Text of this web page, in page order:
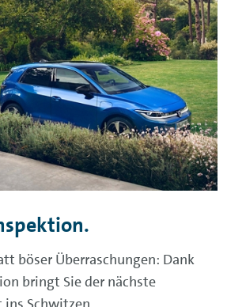
böser Überraschungen: Dank
bringt Sie der nächste